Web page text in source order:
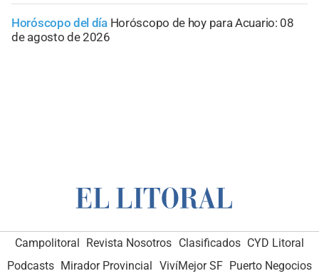
Horóscopo del día Horóscopo de hoy para Acuario: 08
de agosto de 2026
Campolitoral Revista Nosotros Clasificados CYD Litoral
Podcasts Mirador Provincial VivíMejor SF Puerto Negocios